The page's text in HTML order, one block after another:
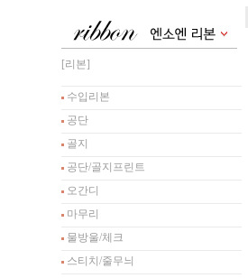
[리본]
수입리본
공단
골지
공단/골지프린트
오간디
마무리
물방울/체크
스티치/줄무늬